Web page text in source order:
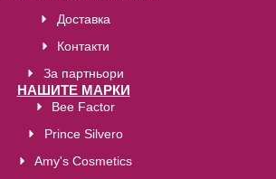
Доставка
Контакти
За партньори
НАШИТЕ МАРКИ
Bee Factor
Prince Silvero
Amy's Cosmetics